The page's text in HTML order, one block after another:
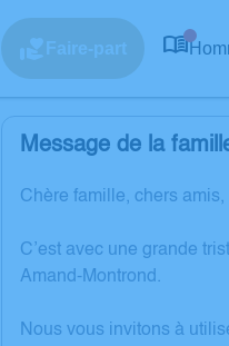
Faire-part
Message de la
Chère famille, chers amis,
C’est avec une grande
Amand-Montrond.
Nous vous invitons à